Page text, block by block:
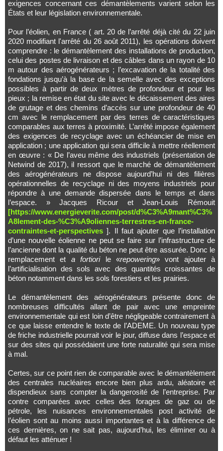
exigences concernant ces démantèlements varient selon les
États et leur législation environnementale.
Pour l’éolien, en France ( art. 20 de l’arrêté déjà cité du 22 juin
2020 modifiant l'arrêté du 26 août 2011), les opérations doivent
comprendre : le démantèlement des installations de production,
celui des postes de livraison et des câbles dans un rayon de 10
m autour des aérogénérateurs ; l’excavation de la totalité des
fondations jusqu’à la base de la semelle avec des exceptions
possibles à partir de deux mètres de profondeur et pour les
pieux ; la remise en état du site avec le décaissement des aires
de grutage et des chemins d’accès sur une profondeur de 40
cm avec le remplacement par des terres de caractéristiques
comparables aux terres à proximité. L’arrêté impose également
des exigences de recyclage avec un échéancier de mise en
application ; une application qui sera difficile à mettre réellement
en œuvre : « De l’aveu même des industriels (présentation de
Netwind de 2017), il ressort que le marché de démantèlement
des aérogénérateurs ne dispose aujourd’hui ni des filières
opérationnelles de recyclage ni des moyens industriels pour
répondre à une demande dispersée dans le temps et dans
l’espace. » Jacques Ricour et Jean-Louis Rémouit
[https://www.energieverite.com/post/d%C3%A9mant%C3%
A8lement-des-%C3%A9oliennes-terrestres-en-france-
contraintes-et-perspectives ]. Il faut ajouter que l’installation
d’une nouvelle éolienne ne peut se faire sur l’infrastructure de
l’ancienne dont la qualité du béton ne peut être assurée. Donc le
remplacement et a fortiorile «repowering» vont ajouter à
l’artificialisation des sols avec des quantités croissantes de
béton notamment dans les sols forestiers et les prairies.
Le démantèlement des aérogénérateurs présente donc de
nombreuses difficultés allant de pair avec une empreinte
environnementale qui est loin d’être négligeable contrairement à
ce que laisse entendre le texte de l’ADEME. Un nouveau type
de friche industrielle pourrait voir le jour, diffuse dans l’espace et
sur des sites qui possédaient une forte naturalité qui sera mise
à mal.
Certes, sur ce point rien de comparable avec le démantèlement
des centrales nucléaires encore bien plus ardu, aléatoire et
dispendieux sans compter la dangerosité de l’entreprise. Par
contre comparées avec celles des forages de gaz ou de
pétrole, les nuisances environnementales post activité de
l’éolien sont au moins aussi importantes et à la différence de
ces dernières, on ne sait pas, aujourd’hui, les éliminer ou à
défaut les atténuer !